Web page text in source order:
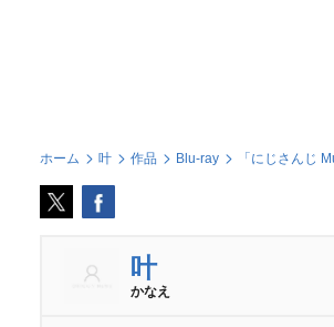
ホーム 叶 作品 Blu-ray 「にじさんじ
叶
かなえ